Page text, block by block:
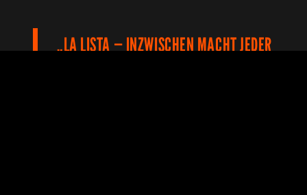
„LA LISTA — INZWISCHEN MACHT JEDER